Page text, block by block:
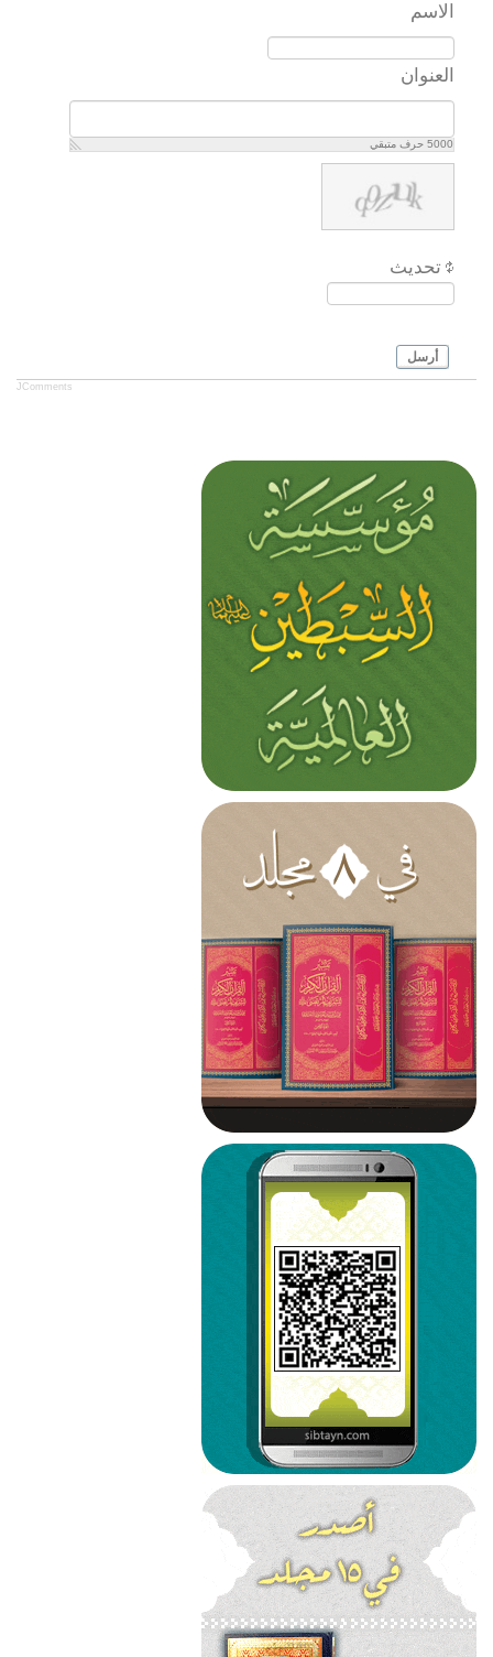
الاسم
العنوان
5000 حرف متبقي
تحديث
أرسل
JComments